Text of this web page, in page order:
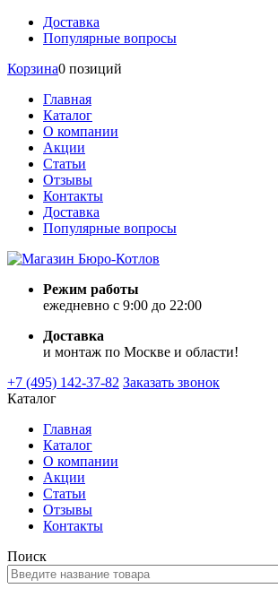
Доставка
Популярные вопросы
Корзина0 позиций
Главная
Каталог
О компании
Акции
Статьи
Отзывы
Контакты
Доставка
Популярные вопросы
Режим работы
ежедневно с 9:00 до 22:00
Доставка
и монтаж по Москве и области!
+7 (495) 142-37-82 Заказать звонок
Каталог
Главная
Каталог
О компании
Акции
Статьи
Отзывы
Контакты
Поиск